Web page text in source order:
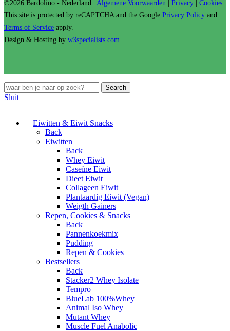
©2026 Bardolino - Nederland | Algemene Voorwaarden | Privacy | Cookies
This site is protected by reCAPTCHA and the Google Privacy Policy and
Terms of Service apply.
Design & Hosting by w3specialists.com
Search
Sluit
Eiwitten & Eiwit Snacks
Back
Eiwitten
Back
Whey Eiwit
Caseïne Eiwit
Dieet Eiwit
Collageen Eiwit
Plantaardig Eiwit (Vegan)
Weigth Gainers
Repen, Cookies & Snacks
Back
Pannenkoekmix
Pudding
Repen & Cookies
Bestsellers
Back
Stacker2 Whey Isolate
Tempro
BlueLab 100%Whey
Animal Iso Whey
Mutant Whey
Muscle Fuel Anabolic